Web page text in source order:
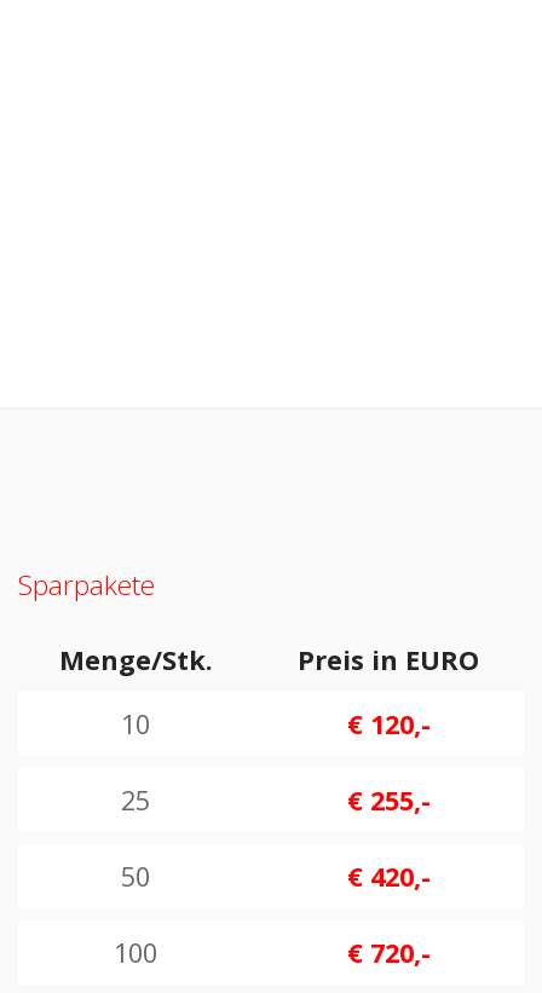
Sparpakete
Menge/Stk.
Preis in EURO
10
€ 120,-
25 € 255,-
50 € 420,-
100 € 720,-